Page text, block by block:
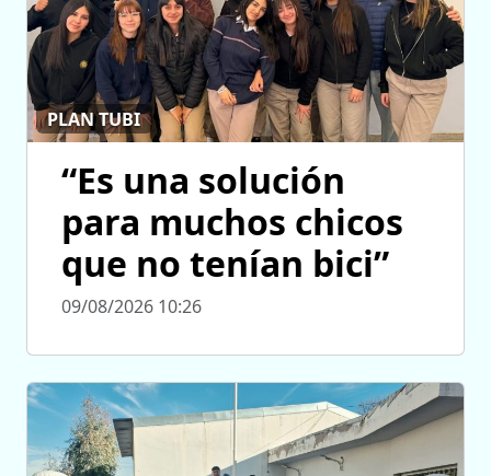
PLAN TUBI
“Es una solución
para muchos chicos
que no tenían bici”
09/08/2026 10:26